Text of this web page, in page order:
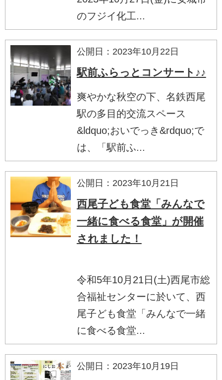
のフジイ化工...
公開日：2023年10月22日
駅前ふらっとコンサート♪♪
爽やかな秋空の下、名鉄西尾
駅の多目的交流スペース
&ldquo;おいでっき&rdquo;で
は、「駅前ふ...
公開日：2023年10月21日
西尾子ども食堂「みんなで
一緒に食べる食堂」が開催
されました！
令和5年10月21日(土)西尾市総
合福祉センターに於いて、西
尾子ども食堂「みんなで一緒
に食べる食堂...
公開日：2023年10月19日